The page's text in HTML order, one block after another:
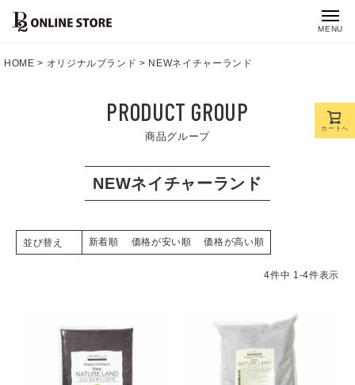
MENU
HOME オリジナルブランド NEWネイチャーランド
PRODUCT GROUP
商品グループ
NEWネイチャーランド
並び替え 新着順 価格が安い順 価格が高い順
4件中 1-4件表示
カートへ